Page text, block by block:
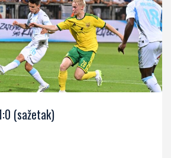
(sažetak)